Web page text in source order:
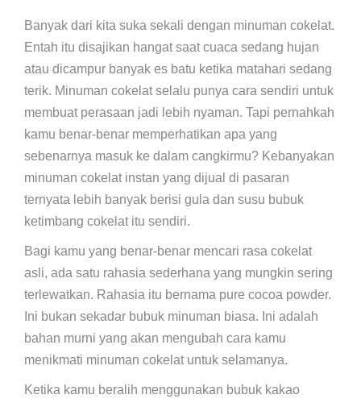
Banyak dari kita suka sekali dengan minuman cokelat.
Entah itu disajikan hangat saat cuaca sedang hujan
atau dicampur banyak es batu ketika matahari sedang
terik. Minuman cokelat selalu punya cara sendiri untuk
membuat perasaan jadi lebih nyaman. Tapi pernahkah
kamu benar-benar memperhatikan apa yang
sebenarnya masuk ke dalam cangkirmu? Kebanyakan
minuman cokelat instan yang dijual di pasaran
ternyata lebih banyak berisi gula dan susu bubuk
ketimbang cokelat itu sendiri.
Bagi kamu yang benar-benar mencari rasa cokelat
asli, ada satu rahasia sederhana yang mungkin sering
terlewatkan. Rahasia itu bernama pure cocoa powder.
Ini bukan sekadar bubuk minuman biasa. Ini adalah
bahan murni yang akan mengubah cara kamu
menikmati minuman cokelat untuk selamanya.
Ketika kamu beralih menggunakan bubuk kakao